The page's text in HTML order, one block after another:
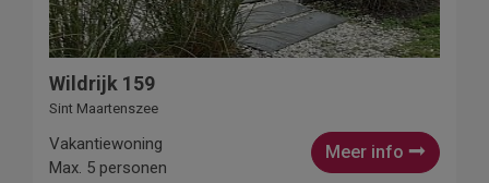
Wildrijk 159
Sint Maartenszee
Meer info
Vakantiewoning
Max. 5 personen